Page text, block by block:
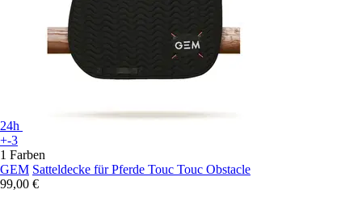
24h
+-3
1 Farben
GEM Satteldecke für Pferde Touc Touc Obstacle
99,00 €